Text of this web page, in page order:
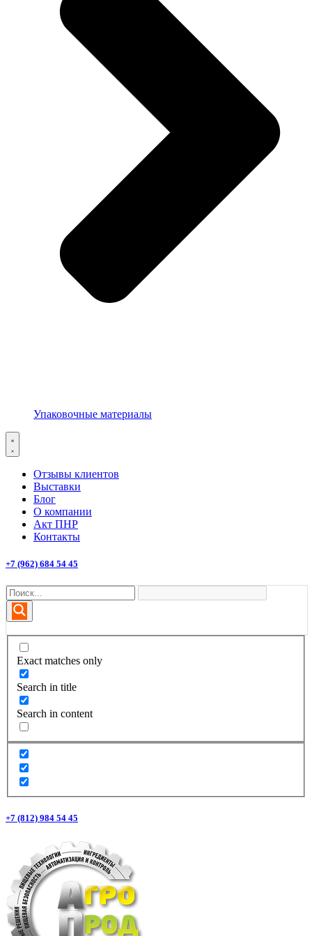
Упаковочные материалы
Отзывы клиентов
Выставки
Блог
О компании
Акт ПНР
Контакты
+7 (962) 684 54 45
Exact matches only
Search in title
Search in content
+7 (812) 984 54 45